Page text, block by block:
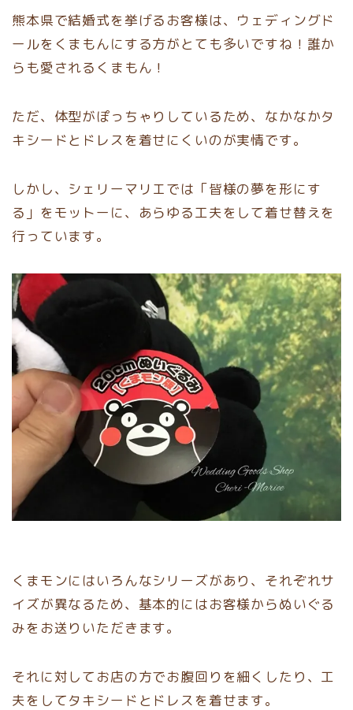
熊本県で結婚式を挙げるお客様は、ウェディングド
ールをくまもんにする方がとても多いですね！誰か
らも愛されるくまもん！
ただ、体型がぽっちゃりしているため、なかなかタ
キシードとドレスを着せにくいのが実情です。
しかし、シェリーマリエでは「皆様の夢を形にす
る」をモットーに、あらゆる工夫をして着せ替えを
行っています。
くまモンにはいろんなシリーズがあり、それぞれサ
イズが異なるため、基本的にはお客様からぬいぐる
みをお送りいただきます。
それに対してお店の方でお腹回りを細くしたり、工
夫をしてタキシードとドレスを着せます。